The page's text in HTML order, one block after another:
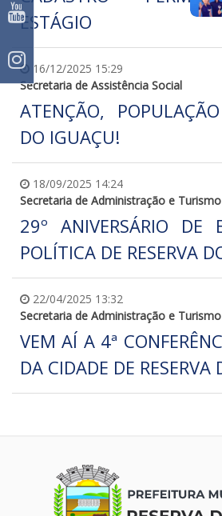
ESTÁGIO
16/12/2025 15:29
Secretaria de Assistência Social
ATENÇÃO,
DO IGUAÇU!
18/09/2025 14:24
Secretaria de Administração e Turismo
29º ANIVERSÁRIO DE
POLÍTICA DE RESERVA
22/04/2025 13:32
Secretaria de Administração e Turismo
VEM AÍ A 4ª
DA CIDADE DE RESERVA